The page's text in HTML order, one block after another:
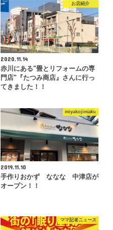
お店紹介
2020.11.14
赤川にある"畳とリフォームの専
門店"『たつみ商店』さんに行っ
てきました！！
miyakojimaku
2019.11.10
手作りおかず ななな 中津店が
オープン！！
ママ記者ニュース